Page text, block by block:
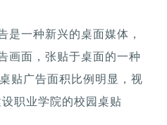
是一种新兴的桌面媒体，
画面，张贴于桌面的一种
贴广告面积比例明显，视
职业学院的校园桌贴